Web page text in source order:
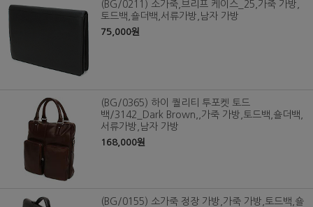
(BG/0211) 소가죽,브리프 케이스_25,가죽 가방,
토드백,숄더백,서류가방,남자 가방
75,000원
(BG/0365) 하이 퀄리티 투포켓 토드
백/3142_Dark Brown,,가죽 가방,토드백,숄더백,
서류가방,남자 가방
168,000원
(BG/0155) 소가죽 정장 가방,가죽 가방,토드백,숄